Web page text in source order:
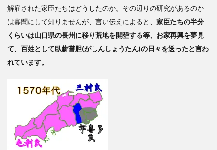
力闘
考え
てい
る
解雇された家臣たちはどうしたのか。その辺りの研究があるのか
は寡聞にして知りませんが、言い伝えによると、 家臣たちの半分
くらいは山口県の長州に移り荒地を開墾する等、お家再興を夢見
て、百姓として臥薪嘗胆(がしんしょうたん)の日々を送ったと言わ
れています。